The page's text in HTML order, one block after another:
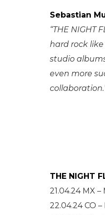
Sebastian
“THE NIGHT
hard rock
studio
even more
THE NIGHT
21.04.24 MX
22.04.24 CO